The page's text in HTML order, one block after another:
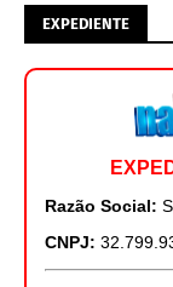
EXPEDIENTE
Razão Social:
CNPJ: